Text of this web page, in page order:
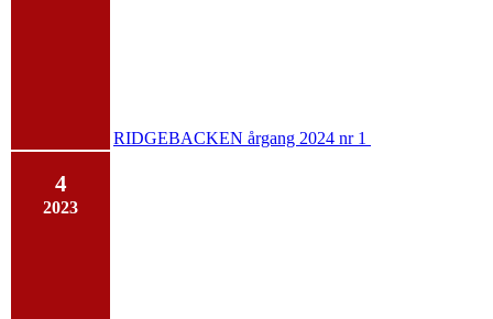
RIDGEBACKEN årgang 2024 nr 1
4
2023